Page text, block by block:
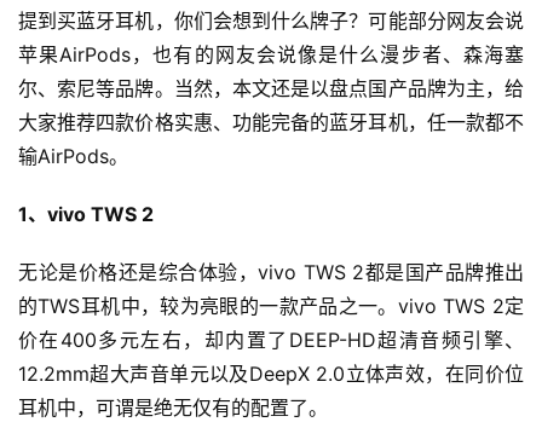
提到买蓝牙耳机，你们会想到什么牌子？可能部分网友会说
苹果AirPods，也有的网友会说像是什么漫步者、森海塞
尔、索尼等品牌。当然，本文还是以盘点国产品牌为主，给
大家推荐四款价格实惠、功能完备的蓝牙耳机，任一款都不
输AirPods。
1、vivo TWS 2
无论是价格还是综合体验，vivo TWS 2都是国产品牌推出
的TWS耳机中，较为亮眼的一款产品之一。vivo TWS 2定
价在400多元左右，却内置了DEEP-HD超清音频引擎、
12.2mm超大声音单元以及DeepX 2.0立体声效，在同价位
耳机中，可谓是绝无仅有的配置了。